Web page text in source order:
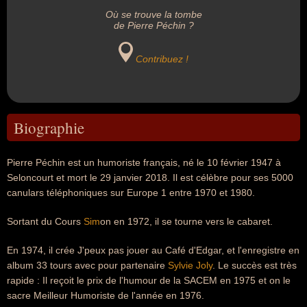
Où se trouve la tombe
de Pierre Péchin ?
Contribuez !
Biographie
Pierre Péchin est un humoriste français, né le 10 février 1947 à
Seloncourt et mort le 29 janvier 2018. Il est célèbre pour ses 5000
canulars téléphoniques sur Europe 1 entre 1970 et 1980.
Sortant du Cours Simon en 1972, il se tourne vers le cabaret.
En 1974, il crée J'peux pas jouer au Café d'Edgar, et l'enregistre en
album 33 tours avec pour partenaire Sylvie Joly. Le succès est très
rapide : Il reçoit le prix de l'humour de la SACEM en 1975 et on le
sacre Meilleur Humoriste de l'année en 1976.